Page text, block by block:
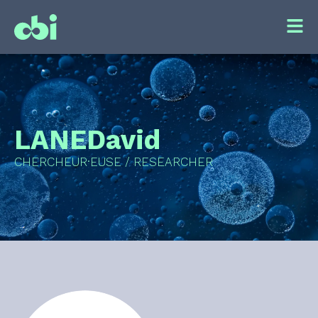
LANEDavid
CHERCHEUR·EUSE / RESEARCHER